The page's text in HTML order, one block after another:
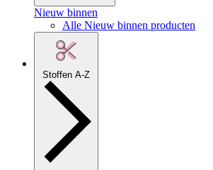
Nieuw binnen
Alle Nieuw binnen producten
Stoffen A-Z